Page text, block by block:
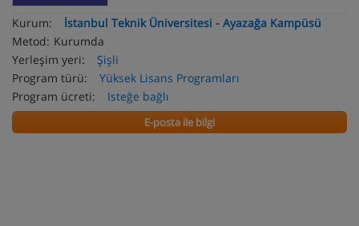
Kurum:
İstanbul Teknik Üniversitesi - Ayazağa Kampüsü
Metod: Kurumda
Yerleşim yeri:
Şişli
Program türü:
Yüksek Lisans Programları
Program ücreti:
Isteğe bağlı
E-posta ile bilgi